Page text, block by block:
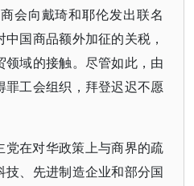
会向戴琦和耶伦发出联名
国商品额外加征的关税，
域的接触。尽管如此，由
工会组织，拜登迟迟不愿
党在对华政策上与商界的疏
、先进制造企业和部分国